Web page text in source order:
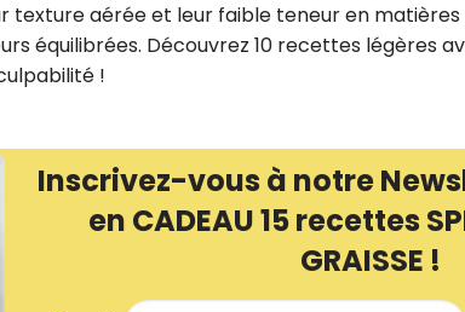
texture aérée et leur faible teneur en
équilibrées. Découvrez 10 recettes légères
!
Inscrivez-vous à notre
en CADEAU 15 recettes
GRAISSE !